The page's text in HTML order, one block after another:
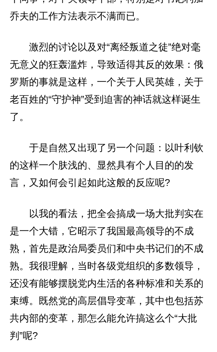
乔夫的工作方法表示不满而已。
激烈的讨论以及对“离经叛道之徒”绝对毫
无意义的狂轰滥炸，导致适得其反的效果：俄
罗斯的事就是这样，一个关于人民英雄，关于
老百姓的“守护神”受到迫害的神话就这样诞生
了。
于是自然又出现了另一个问题：以叶利钦
的这样一个肤浅的、显然具有个人目的的发
言，又如何会引起如此这般的反应呢?
以我的看法，把全会搞成一场大批判实在
是一个大错，它昭示了我国最高领导的不成
熟，首先是政治局委员们和中央书记们的不成
熟。我很理解，当时各级党组织的多数领导，
还没有能够摆脱党内生活的各种标准和关系的
束缚。既然党的高层倡导变革，其中也包括苏
共内部的变革，那怎么能允许搞这么个“大批
判”呢?